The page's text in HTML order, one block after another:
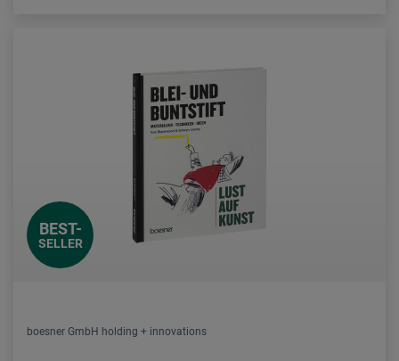
BEST-
SELLER
boesner GmbH holding + innovations